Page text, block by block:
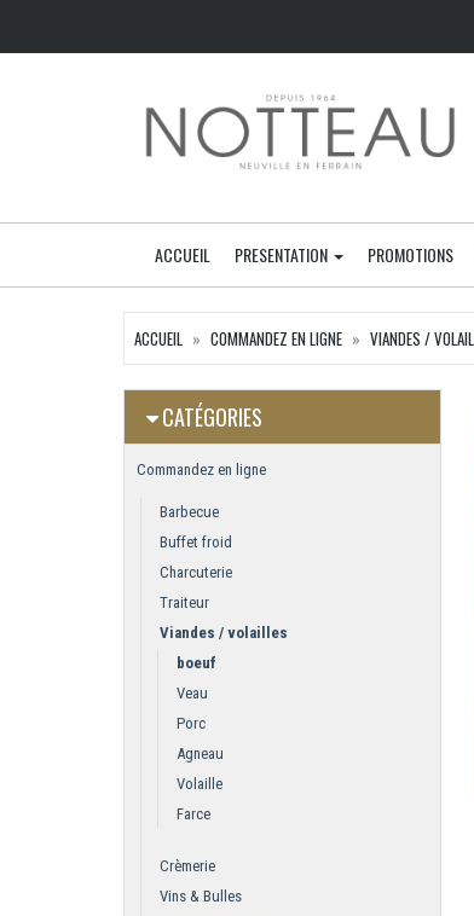
ACCUEIL PRESENTATION PROMOTIONS
ACCUEIL COMMANDEZ EN LIGNE VIANDES /
CATÉGORIES
Commandez en ligne
Barbecue
Buffet froid
Charcuterie
Traiteur
Viandes / volailles
boeuf
Veau
Porc
Agneau
Volaille
Farce
Crèmerie
Vins & Bulles